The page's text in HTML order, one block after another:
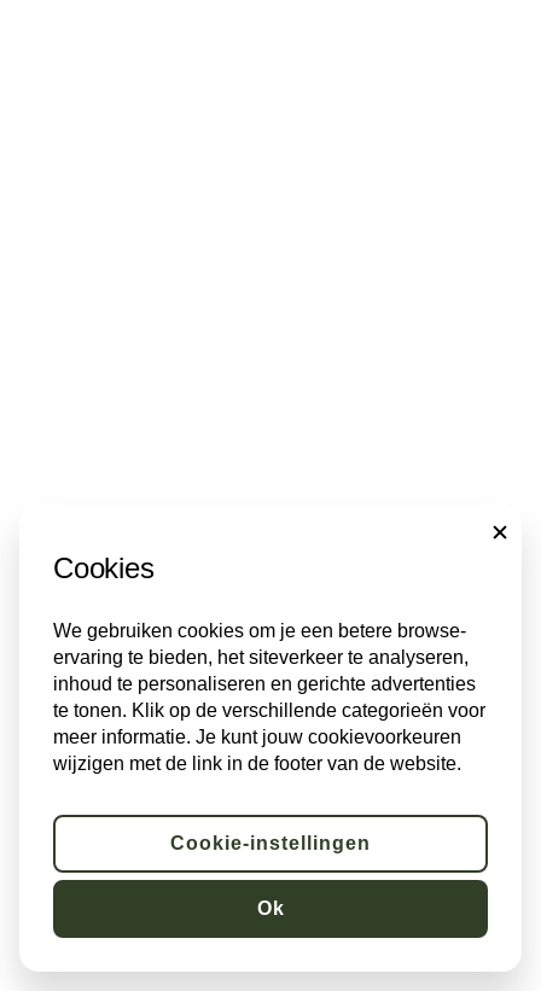
Cookies
We gebruiken cookies om je een betere browse-
ervaring te bieden, het siteverkeer te analyseren,
inhoud te personaliseren en gerichte advertenties
te tonen. Klik op de verschillende categorieën voor
meer informatie. Je kunt jouw cookievoorkeuren
wijzigen met de link in de footer van de website.
CLOSE
Cookie-instellingen
Ok